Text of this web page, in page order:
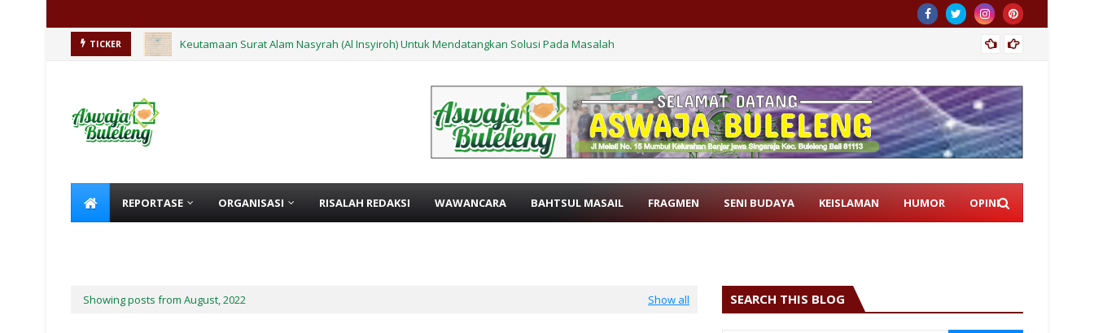
TICKER Cara Bekerja Yang Baik Sebagaimana Para Nabi Bekerja
REPORTASE ORGANISASI RISALAH REDAKSI WAWANCARA BAHTSUL MASAIL FRAGMEN SENI BUDAYA KEISLAMAN HUMOR OPINI
Showing posts from August, 2022 Show all SEARCH THIS BLOG